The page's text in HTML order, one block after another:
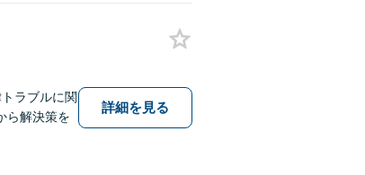
ラブルに関
ら解決策を
詳細を見る